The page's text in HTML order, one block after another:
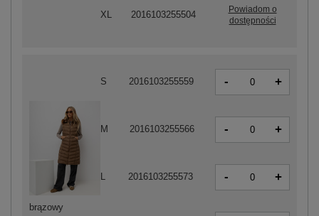
brązowy
S 2016103255559 - +
M 2016103255566 - +
L 2016103255573 - +
XL 2016103255504
Powiadom o
dostępności